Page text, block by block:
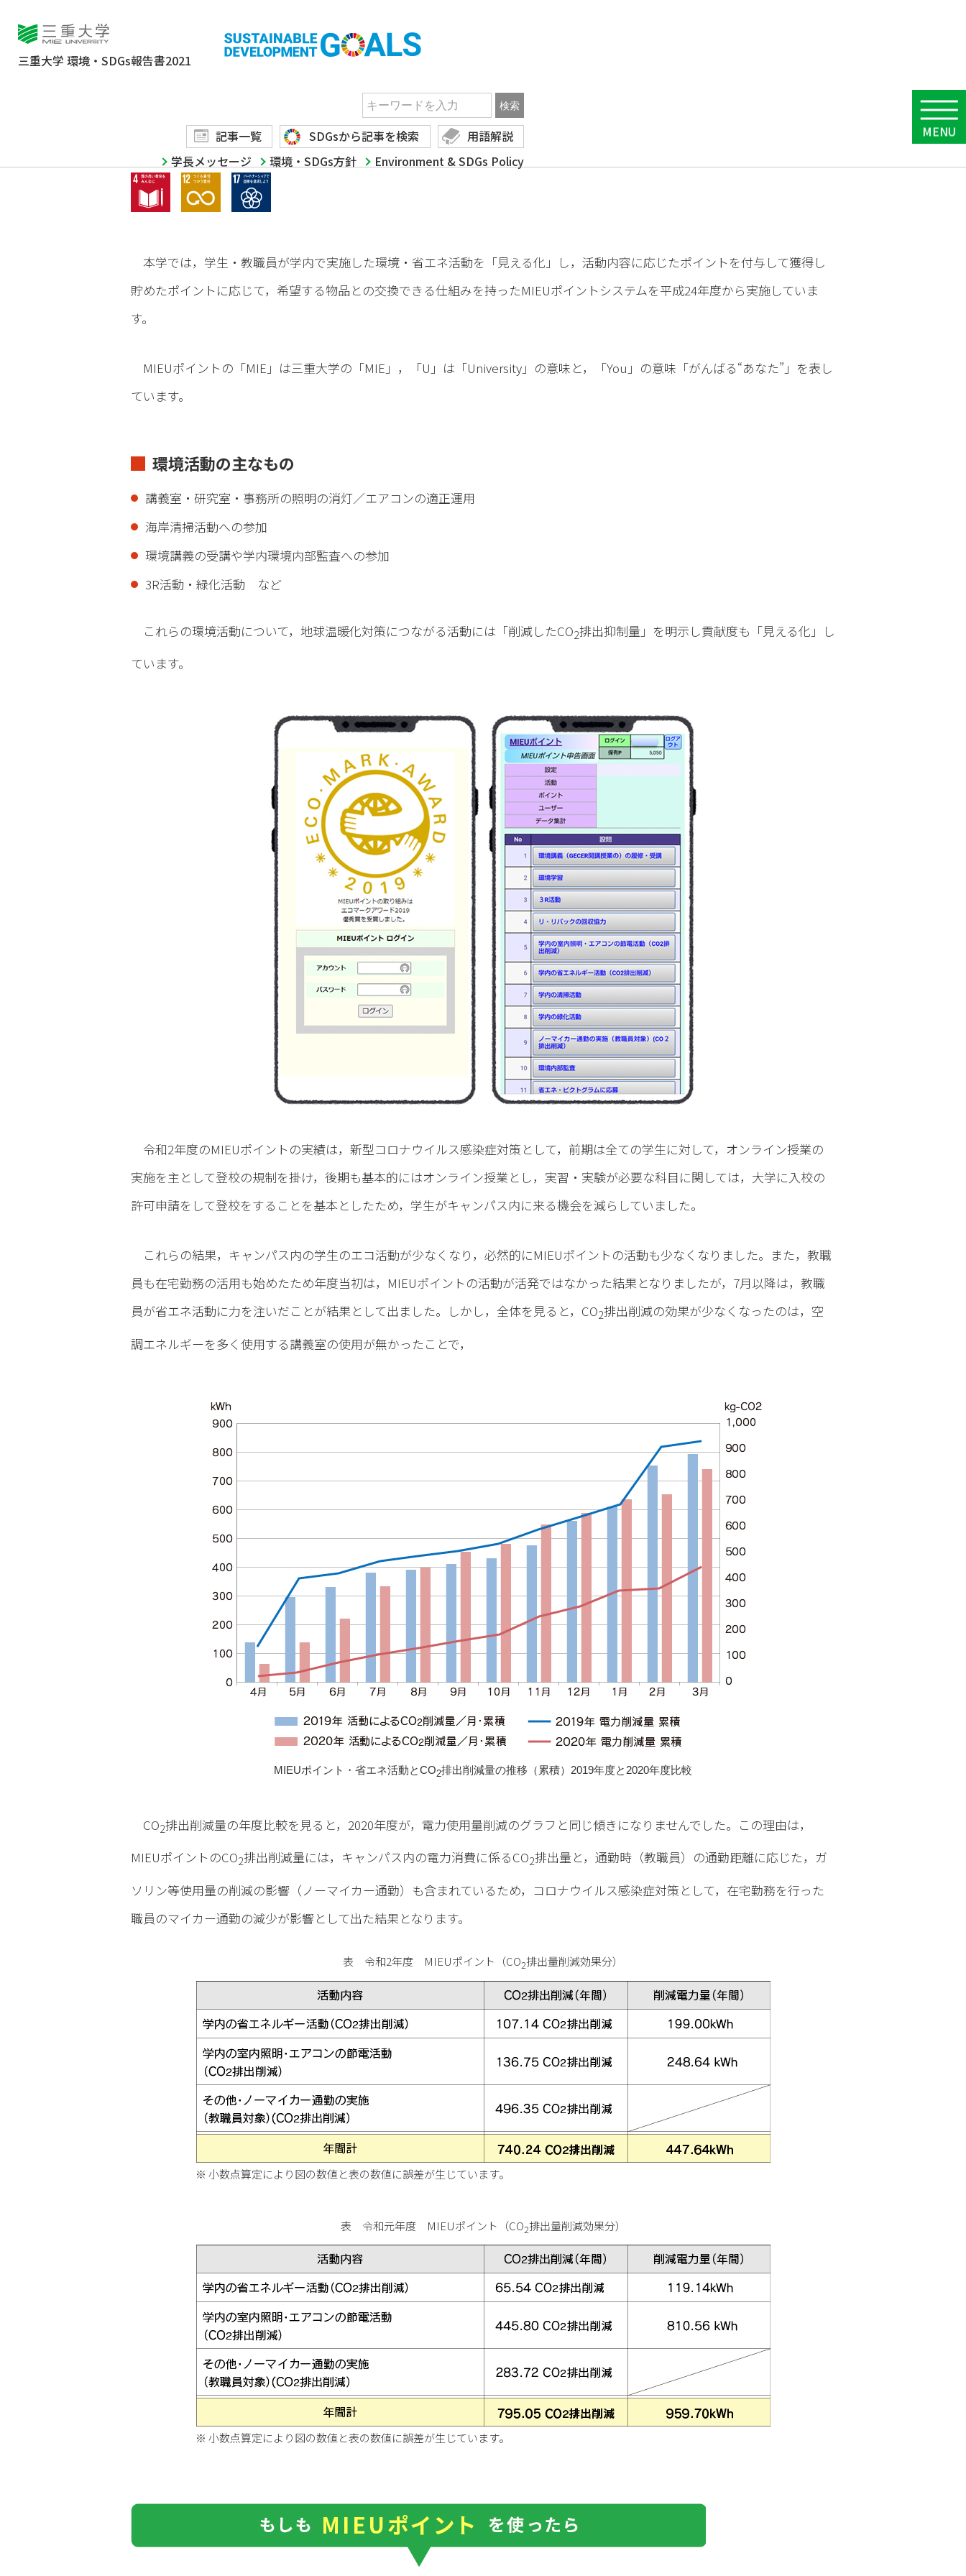
三重大学 環境・SDGs報告書2021
記事一覧 SDGsから記事を検索
用語解説
学長メッセージ
環境・SDGs方針 Environment & SDGs Policy
4 サステイナブル・スマートキャンパス
学生・教職員の環境活動の見える化「MIEUポイント」
4 質の高い教育をみんなに
12 つくる責任つかう責任
本学では，学生・教職員が学内で実施した環境・省エネ活動を「見える化」し，活動内容に応じたポイントを付与して獲得し
貯めたポイントに応じて，希望する物品との交換できる仕組みを持ったMIEUポイントシステムを平成24年度から実施していま
す。
MIEUポイントの「MIE」は三重大学の「MIE」，「U」は「University」の意味と，「You」の意味「がんばる“あなた”」を表し
ています。
環境活動の主なもの
講義室・研究室・事務所の照明の消灯／エアコンの適正運用
海岸清掃活動への参加
環境講義の受講や学内環境内部監査への参加
3R活動・緑化活動 など
これらの環境活動について，地球温暖化対策につながる活動には「削減したCO2排出抑制量」を明示し貢献度も「見える化」し
ています。
令和2年度のMIEUポイントの実績は，新型コロナウイルス感染症対策として，前期は全ての学生に対して，オンライン授業の
実施を主として登校の規制を掛け，後期も基本的にはオンライン授業とし，実習・実験が必要な科目に関しては，大学に入校の
許可申請をして登校をすることを基本としたため，学生がキャンパス内に来る機会を減らしていました。
これらの結果，キャンパス内の学生のエコ活動が少なくなり，必然的にMIEUポイントの活動も少なくなりました。また，教職
員も在宅勤務の活用も始めたため年度当初は，MIEUポイントの活動が活発ではなかった結果となりましたが，7月以降は，教職
員が省エネ活動に力を注いだことが結果として出ました。しかし，全体を見ると，CO2排出削減の効果が少なくなったのは，空
調エネルギーを多く使用する講義室の使用が無かったことで，
MIEUポイント・省エネ活動とCO2排出削減量の推移（累積）2019年度と2020年度比較
CO2排出削減量の年度比較を見ると，2020年度が，電力使用量削減のグラフと同じ傾きになりませんでした。この理由は，
MIEUポイントのCO2排出削減量には，キャンパス内の電力消費に係るCO2排出量と，通勤時（教職員）の通勤距離に応じた，ガ
ソリン等使用量の削減の影響（ノーマイカー通勤）も含まれているため，コロナウイルス感染症対策として，在宅勤務を行った
職員のマイカー通勤の減少が影響として出た結果となります。
表 令和2年度 MIEUポイント（CO2排出量削減効果分）
小数点算定により図の数値と表の数値に誤差が生じています。
表 令和元年度 MIEUポイント（CO2排出量削減効果分）
小数点算定により図の数値と表の数値に誤差が生じています。